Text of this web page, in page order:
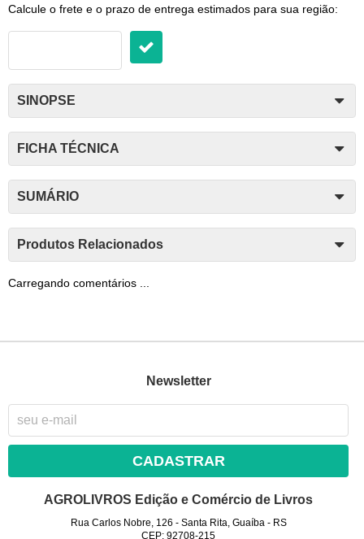
Calcule o frete e o prazo de entrega estimados para sua região:
SINOPSE
FICHA TÉCNICA
SUMÁRIO
Produtos Relacionados
Carregando comentários ...
Newsletter
CADASTRAR
AGROLIVROS Edição e Comércio de Livros
Rua Carlos Nobre, 126 - Santa Rita, Guaíba- RS
CEP: 92708-215